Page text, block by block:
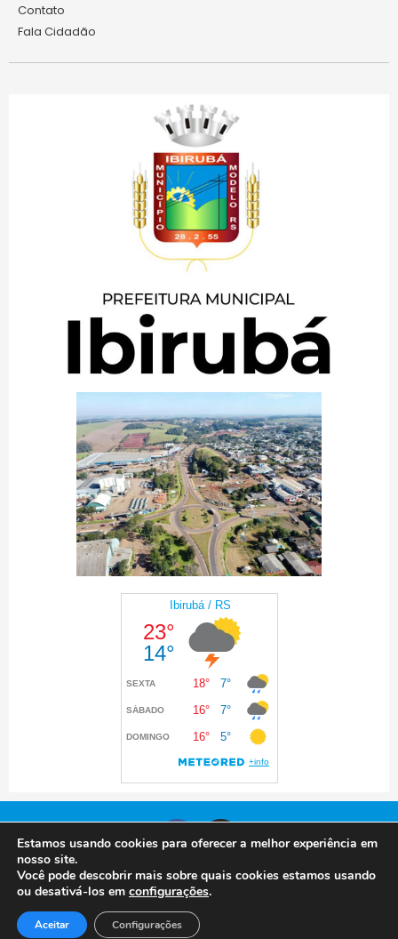
Contato
Fala Cidadão
© 2024 Prefeitura de Ibirubá. Todos os direitos
reservados
Estamos usando cookies para oferecer a melhor experiência em
nosso site.
Você pode descobrir mais sobre quais cookies estamos usando
ou desativá-los em configurações.
Aceitar Configurações